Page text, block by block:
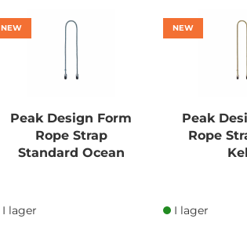
NEW
Peak Design Form
Rope Strap
Standard Ocean
I lager
NEW
Peak
Rope
I lager